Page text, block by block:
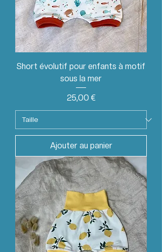
Short évolutif pour enfants à motif
sous la mer
Prix
25,00 €
Ajouter au panier